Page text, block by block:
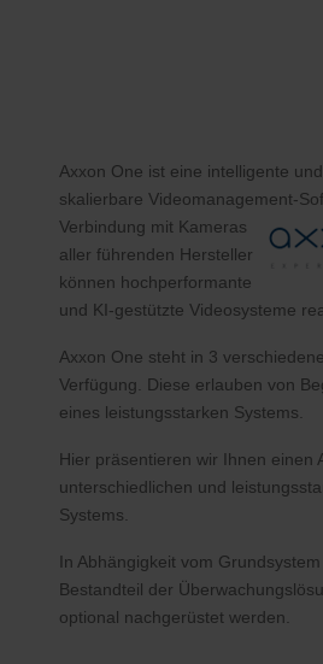
Axxon One ist eine intelligente
skalierbare Videomanagement-
Verbindung mit Kameras
aller führenden Hersteller
können hochperformante
und KI-gestützte Videosysteme
Axxon One steht in 3
Verfügung. Diese erlauben von
eines leistungsstarken Systems.
Hier präsentieren wir Ihnen einen
unterschiedlichen und
Systems.
In Abhängigkeit vom
Bestandteil der
optional nachgerüstet werden.